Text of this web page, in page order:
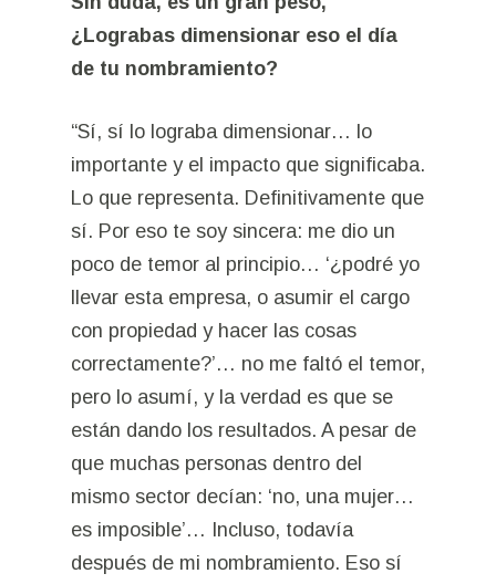
¿Lograbas dimensionar eso el día
de tu nombramiento?
“Sí, sí lo lograba dimensionar… lo
importante y el impacto que significaba.
Lo que representa. Definitivamente que
sí. Por eso te soy sincera: me dio un
poco de temor al principio… ‘¿podré yo
llevar esta empresa, o asumir el cargo
con propiedad y hacer las cosas
correctamente?’… no me faltó el temor,
pero lo asumí, y la verdad es que se
están dando los resultados. A pesar de
que muchas personas dentro del
mismo sector decían: ‘no, una mujer…
es imposible’… Incluso, todavía
después de mi nombramiento. Eso sí